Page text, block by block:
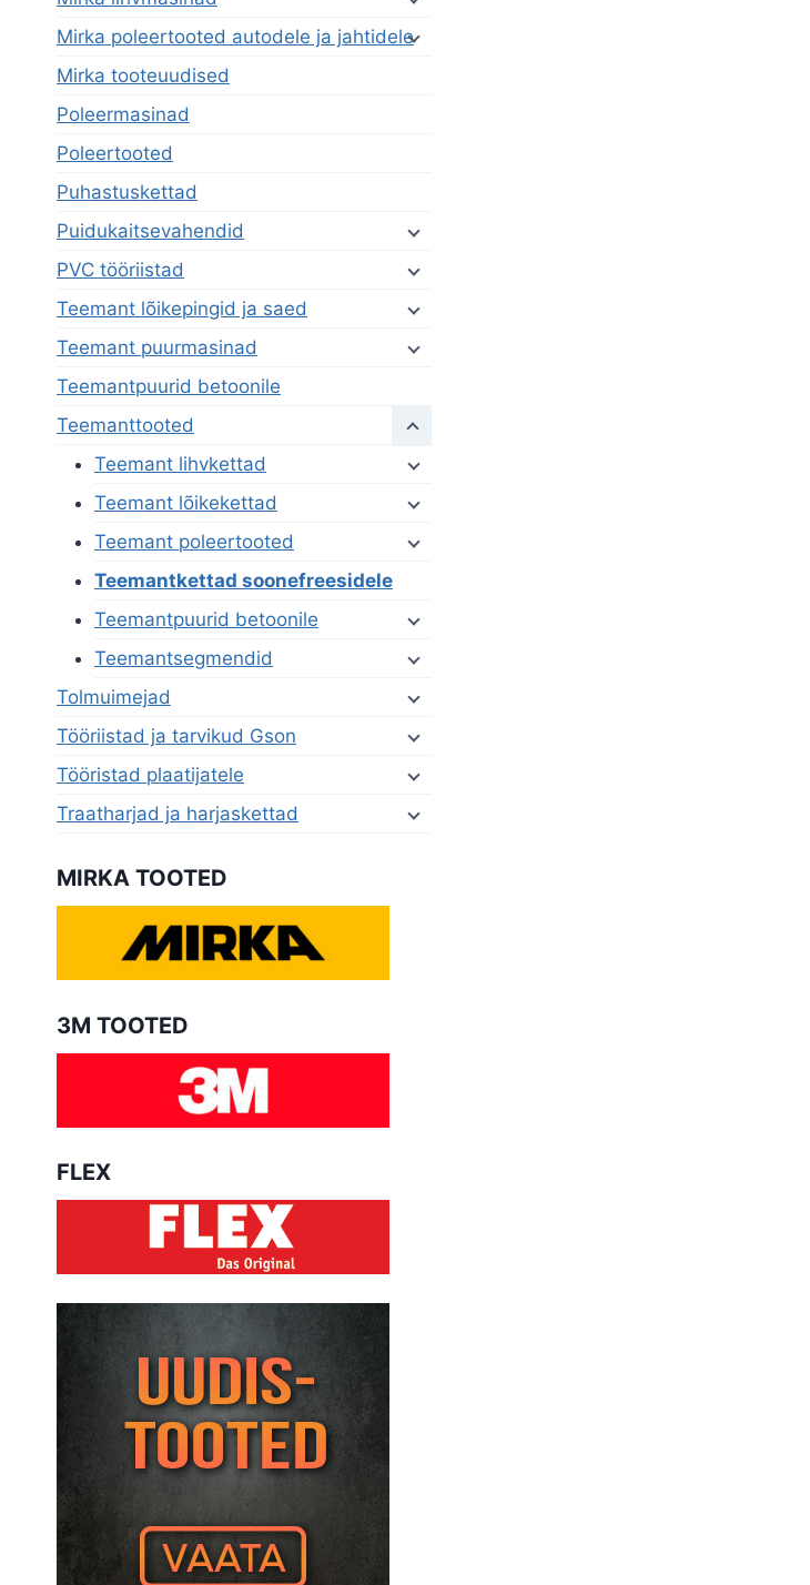
Mirka poleertooted autodele ja jahtidele
Mirka tooteuudised
Poleermasinad
Poleertooted
Puhastuskettad
Puidukaitsevahendid
PVC tööriistad
Teemant lõikepingid ja saed
Teemant puurmasinad
Teemantpuurid betoonile
Teemanttooted
Teemant lihvkettad
Teemant lõikekettad
Teemant poleertooted
Teemantkettad soonefreesidele
Teemantpuurid betoonile
Teemantsegmendid
Tolmuimejad
Tööriistad ja tarvikud Gson
Tööristad plaatijatele
Traatharjad ja harjaskettad
MIRKA TOOTED
3M TOOTED
FLEX